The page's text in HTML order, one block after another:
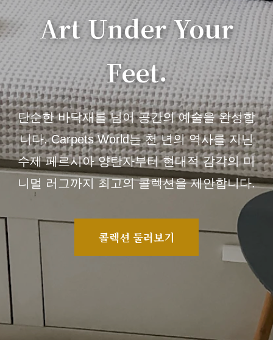
Art Under Your
Feet.
단순한 바닥재를 넘어 공간의 예술을 완성합
니다. Carpets World는 천 년의 역사를 지닌
수제 페르시아 양탄자부터 현대적 감각의 미
니멀 러그까지 최고의 콜렉션을 제안합니다.
콜렉션 둘러보기